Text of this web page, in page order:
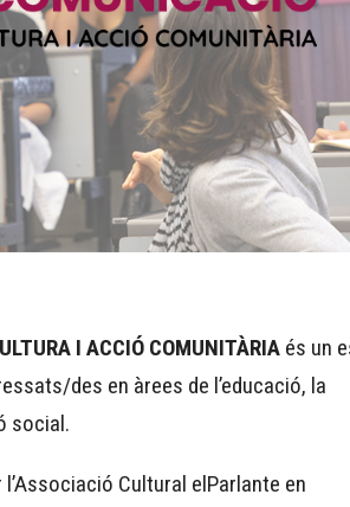
I ACCIÓ COMUNITÀRIA és un
des en àrees de l’educació, la
social.
Cultural elParlante en